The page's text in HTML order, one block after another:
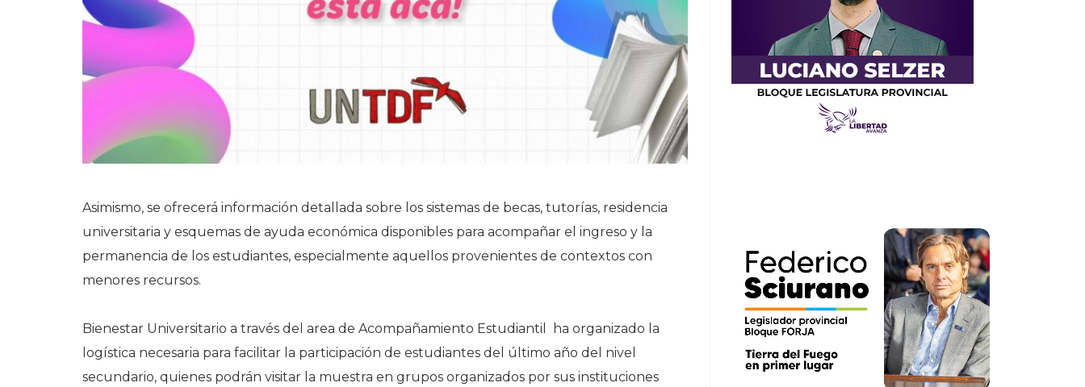
Asimismo, se ofrecerá información detallada sobre los sistemas de becas, tutorías, residencia
universitaria y esquemas de ayuda económica disponibles para acompañar el ingreso y la
permanencia de los estudiantes, especialmente aquellos provenientes de contextos con
menores recursos.
Bienestar Universitario a través del area de Acompañamiento Estudiantil ha organizado la
logística necesaria para facilitar la participación de estudiantes del último año del nivel
secundario, quienes podrán visitar la muestra en grupos organizados por sus instituciones